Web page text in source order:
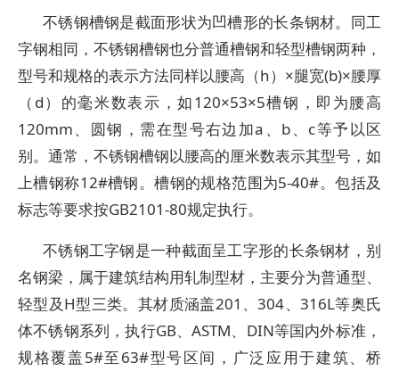
不锈钢槽钢是截面形状为凹槽形的长条钢材。同工
字钢相同，不锈钢槽钢也分普通槽钢和轻型槽钢两种，
型号和规格的表示方法同样以腰高（h）×腿宽(b)×腰厚
（d）的毫米数表示，如120×53×5槽钢，即为腰高
120mm、圆钢，需在型号右边加a、b、c等予以区
别。通常，不锈钢槽钢以腰高的厘米数表示其型号，如
上槽钢称12#槽钢。槽钢的规格范围为5-40#。包括及
标志等要求按GB2101-80规定执行。
不锈钢工字钢是一种截面呈工字形的长条钢材，别
名钢梁，属于建筑结构用轧制型材，主要分为普通型、
轻型及H型三类。其材质涵盖201、304、316L等奥氏
体不锈钢系列，执行GB、ASTM、DIN等国内外标准，
规格覆盖5#至63#型号区间，广泛应用于建筑、桥